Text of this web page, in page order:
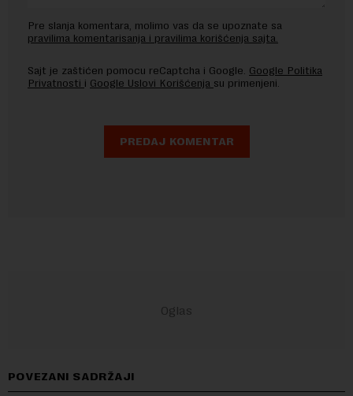
Pre slanja komentara, molimo vas da se upoznate sa
pravilima komentarisanja i pravilima korišćenja sajta.
Sajt je zaštićen pomocu reCaptcha i Google. Google Politika
Privatnosti i Google Uslovi Korišćenja su primenjeni.
POVEZANI SADRŽAJI